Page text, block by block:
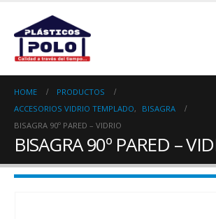
HOME
PRODUCTOS
ACCESORIOS VIDRIO TEMPLADO,
BISAGRA
BISAGRA 90º PARED – VIDRIO
BISAGRA 90º PARED –